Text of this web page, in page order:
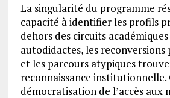
La singularité du programme
capacité à identifier les profils
dehors des circuits académiques
autodidactes, les reconversions
et les parcours atypiques
reconnaissance institutionnelle.
démocratisation de l’accès aux